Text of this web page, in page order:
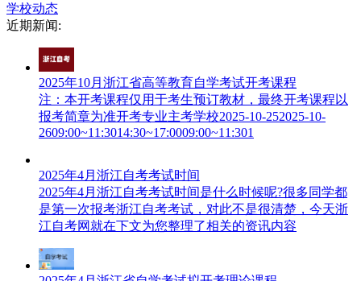
学校动态
近期新闻:
2025年10月浙江省高等教育自学考试开考课程
注：本开考课程仅用于考生预订教材，最终开考课程以
报考简章为准开考专业主考学校2025-10-252025-10-
2609:00~11:3014:30~17:0009:00~11:301
2025年4月浙江自考考试时间
2025年4月浙江自考考试时间是什么时候呢?很多同学都
是第一次报考浙江自考考试，对此不是很清楚，今天浙
江自考网就在下文为您整理了相关的资讯内容